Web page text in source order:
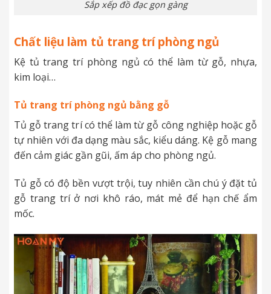
Sắp xếp đồ đạc gọn gàng
Chất liệu làm tủ trang trí phòng ngủ
Kệ tủ trang trí phòng ngủ có thể làm từ gỗ, nhựa,
kim loại…
Tủ trang trí phòng ngủ bằng gỗ
Tủ gỗ trang trí có thể làm từ gỗ công nghiệp hoặc gỗ
tự nhiên với đa dạng màu sắc, kiểu dáng. Kệ gỗ mang
đến cảm giác gần gũi, ấm áp cho phòng ngủ.
Tủ gỗ có độ bền vượt trội, tuy nhiên cần chú ý đặt tủ
gỗ trang trí ở nơi khô ráo, mát mẻ để hạn chế ẩm
mốc.